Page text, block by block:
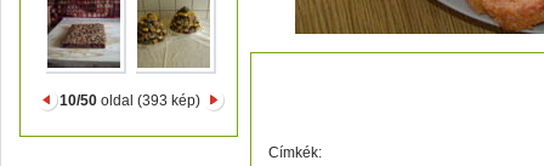
10/50 oldal (393 kép)
Címkék: